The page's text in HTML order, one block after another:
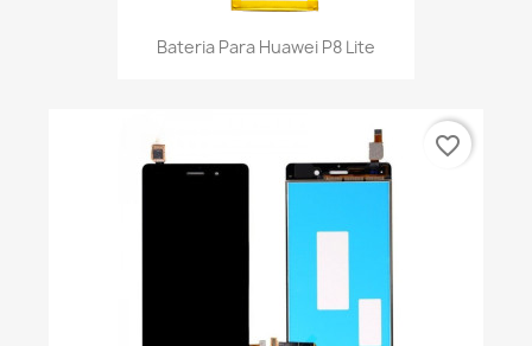
Bateria Para Huawei P8 Lite
favorite_border